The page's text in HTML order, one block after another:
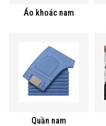
Áo khoác nam
Quần nam